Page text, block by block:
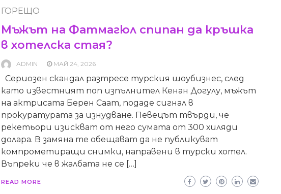
ГОРЕЩО
Мъжът на Фатмагюл спипан да кръшка
в хотелска стая?
ADMIN МАЙ 24, 2026
Сериозен скандал разтресе турския шоубизнес, след
като известният поп изпълнител Кенан Догулу, мъжът
на актрисата Берен Саат, подаде сигнал в
прокуратурата за изнудване. Певецът твърди, че
рекетьори изискват от него сумата от 300 хиляди
долара. В замяна те обещават да не публикуват
компрометиращи снимки, направени в турски хотел.
Въпреки че в жалбата не се […]
READ MORE